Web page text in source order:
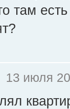
там
13 июля